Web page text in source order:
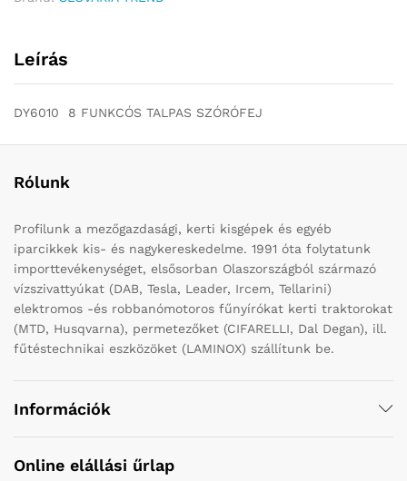
Leírás
DY6010 8 FUNKCÓS TALPAS SZÓRÓFEJ
Rólunk
Profilunk a mezőgazdasági, kerti kisgépek és egyéb
iparcikkek kis- és nagykereskedelme. 1991 óta folytatunk
importtevékenységet, elsősorban Olaszországból származó
vízszivattyúkat (DAB, Tesla, Leader, Ircem, Tellarini)
elektromos -és robbanómotoros fűnyírókat kerti traktorokat
(MTD, Husqvarna), permetezőket (CIFARELLI, Dal Degan), ill.
fűtéstechnikai eszközöket (LAMINOX) szállítunk be.
Információk
Online elállási űrlap